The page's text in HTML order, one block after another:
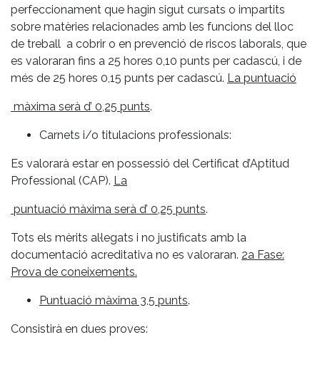
perfeccionament que hagin sigut cursats o impartits
sobre matèries relacionades amb les funcions del lloc
de treball a cobrir o en prevenció de riscos laborals, que
es valoraran fins a 25 hores 0,10 punts per cadascú, i de
més de 25 hores 0,15 punts per cadascú. La puntuació
màxima serà d’ 0,25 punts.
Carnets i/o titulacions professionals:
Es valorarà estar en possessió del Certificat d’Aptitud
Professional (CAP). La
puntuació màxima serà d’ 0,25 punts.
Tots els mèrits al·legats i no justificats amb la
documentació acreditativa no es valoraran. 2a Fase:
Prova de coneixements.
Puntuació màxima 3,5 punts.
Consistirà en dues proves: